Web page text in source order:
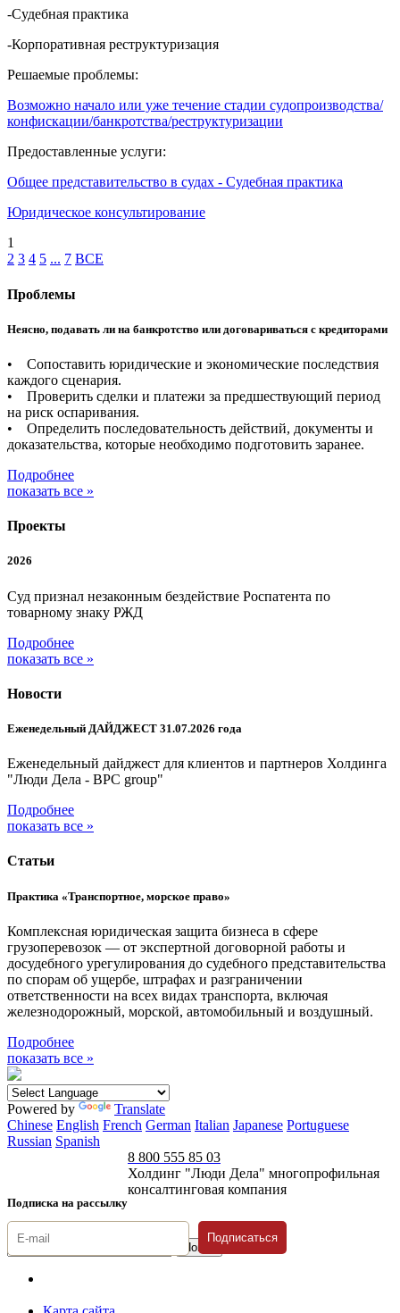
-Судебная практика
-Корпоративная реструктуризация
Решаемые проблемы:
Возможно начало или уже течение стадии судопроизводства/
конфискации/банкротства/реструктуризации
Предоставленные услуги:
Общее представительство в судах - Судебная практика
Юридическое консультирование
1
2 3 4 5 ... 7 ВСЕ
Проблемы
Неясно, подавать ли на банкротство или договариваться с кредиторами
• Сопоставить юридические и экономические последствия
каждого сценария.
• Проверить сделки и платежи за предшествующий период
на риск оспаривания.
• Определить последовательность действий, документы и
доказательства, которые необходимо подготовить заранее.
Подробнее
показать все »
Проекты
2026
Суд признал незаконным бездействие Роспатента по
товарному знаку РЖД
Подробнее
показать все »
Новости
Еженедельный ДАЙДЖЕСТ 31.07.2026 года
Еженедельный дайджест для клиентов и партнеров Холдинга
"Люди Дела - BPC group"
Подробнее
показать все »
Статьи
Практика «Транспортное, морское право»
Комплексная юридическая защита бизнеса в сфере
грузоперевозок — от экспертной договорной работы и
досудебного урегулирования до судебного представительства
по спорам об ущербе, штрафах и разграничении
ответственности на всех видах транспорта, включая
железнодорожный, морской, автомобильный и воздушный.
Подробнее
показать все »
Powered by
Translate
Chinese English French German Italian Japanese Portuguese
Russian Spanish
Подписка на рассылку
8 800 555 85 03
Холдинг "Люди Дела" многопрофильная
консалтинговая компания
Подписаться